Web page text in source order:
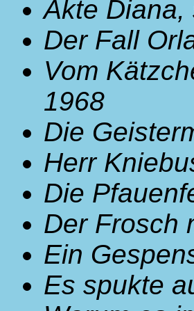
Akte Diana,
Der Fall
Vom
1968
Die
Herr
Die
Der Frosch
Ein
Es spukte